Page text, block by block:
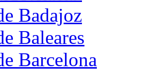
Badajoz
Baleares
Barcelona